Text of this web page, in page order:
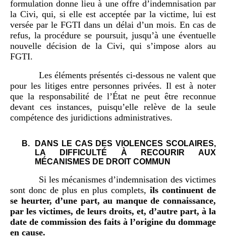
formulation donne lieu à une offre d’indemnisation par
la Civi, qui, si elle est acceptée par la victime, lui est
versée par le FGTI dans un délai d’un mois. En cas de
refus, la procédure se poursuit, jusqu’à une éventuelle
nouvelle décision de la Civi, qui s’impose alors au
FGTI.
Les éléments présentés ci-dessous ne valent que
pour les litiges entre personnes privées. Il est à noter
que la responsabilité de l’État ne peut être reconnue
devant ces instances, puisqu’elle relève de la seule
compétence des juridictions administratives.
B.
DANS LE CAS DES VIOLENCES SCOLAIRES,
LA DIFFICULTÉ À RECOURIR AUX
MÉCANISMES DE DROIT COMMUN
Si les mécanismes d’indemnisation des victimes
sont donc de plus en plus complets,ils continuent de
se heurter, d’une part, au manque de connaissance,
par les victimes, de leurs droits, et, d’autre part, à la
date de commission des faits à l’origine du dommage
en cause.